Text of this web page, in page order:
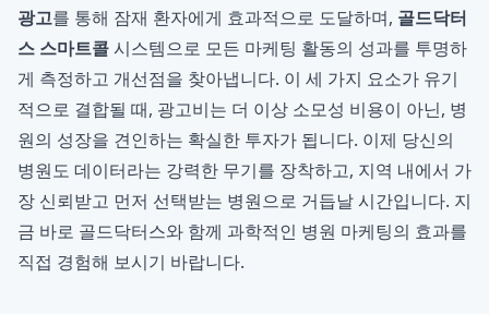
광고를 통해 잠재 환자에게 효과적으로 도달하며, 골드닥터
스 스마트콜시스템으로 모든 마케팅 활동의 성과를 투명하
게 측정하고 개선점을 찾아냅니다. 이 세 가지 요소가 유기
적으로 결합될 때, 광고비는 더 이상 소모성 비용이 아닌, 병
원의 성장을 견인하는 확실한 투자가 됩니다. 이제 당신의
병원도 데이터라는 강력한 무기를 장착하고, 지역 내에서 가
장 신뢰받고 먼저 선택받는 병원으로 거듭날 시간입니다. 지
금 바로 골드닥터스와 함께 과학적인 병원 마케팅의 효과를
직접 경험해 보시기 바랍니다.